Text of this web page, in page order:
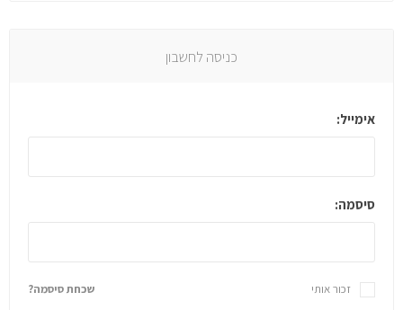
כניסה לחשבון
אימייל:
סיסמה:
שכחת סיסמה? זכור אותי